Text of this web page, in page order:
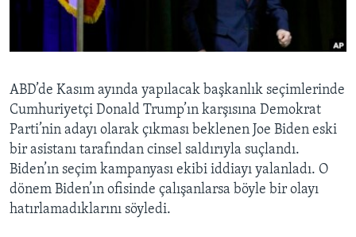
HAYATTAN
BIZI TAKIP EDIN
Diller
ABD’de Kasım ayında yapılacak başkanlık seçimlerinde
Cumhuriyetçi Donald Trump’ın karşısına Demokrat
Parti’nin adayı olarak çıkması beklenen Joe Biden eski
bir asistanı tarafından cinsel saldırıyla suçlandı.
Biden’ın seçim kampanyası ekibi iddiayı yalanladı. O
dönem Biden’ın ofisinde çalışanlarsa böyle bir olayı
hatırlamadıklarını söyledi.